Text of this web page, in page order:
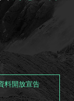
料開放宣告